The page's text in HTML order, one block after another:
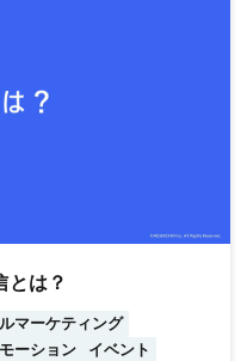
とは？
マーケティング
ーション イベント